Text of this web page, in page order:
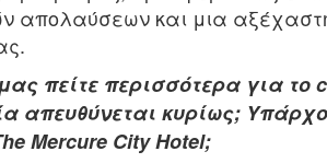
απολαύσεων και μια
πείτε περισσότερα για το
απευθύνεται κυρίως;
Mercure City Hotel;